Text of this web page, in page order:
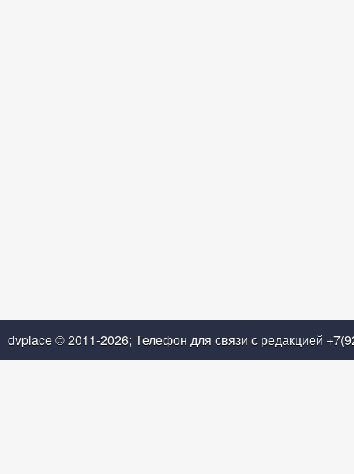
dvplace © 2011-2026; Телефон для связи с редакцией